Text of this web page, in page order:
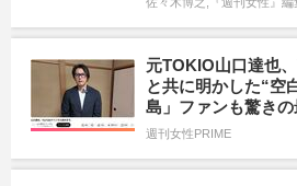
元TOKIO山口達也
と共に明かした“空
島」ファンも驚き
週刊女性PRIME